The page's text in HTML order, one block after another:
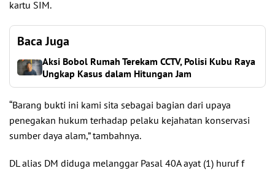
kartu SIM.
Baca Juga
Aksi Bobol Rumah Terekam CCTV, Polisi Kubu Raya
Ungkap Kasus dalam Hitungan Jam
“Barang bukti ini kami sita sebagai bagian dari upaya
penegakan hukum terhadap pelaku kejahatan konservasi
sumber daya alam,” tambahnya.
DL alias DM diduga melanggar Pasal 40A ayat (1) huruf f